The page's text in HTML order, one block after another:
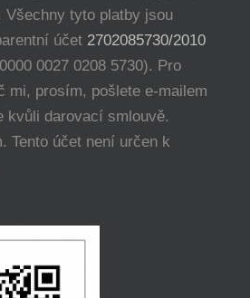
Všechny tyto platby jsou
účet 2702085730/2010
0027 0208 5730). Pro
mi, prosím, pošlete e-mailem
kvůli darovací smlouvě.
Tento účet není určen k